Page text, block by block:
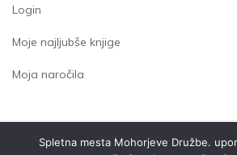
Login
Moje najljubše knjige
Moja naročila
Spletna mesta Mohorjeve Družbe.